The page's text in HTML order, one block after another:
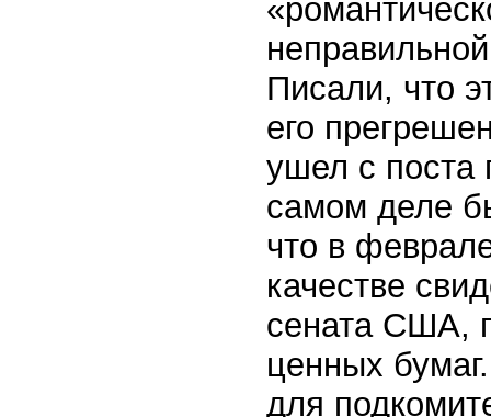
Писали, что
его
ушел с поста
самом деле
что в
качестве
сената США,
ценных
для